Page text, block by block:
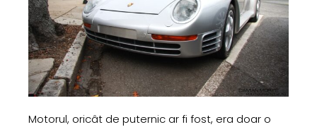
Motorul, oricât de puternic ar fi fost, era doar o